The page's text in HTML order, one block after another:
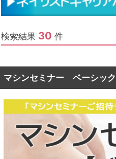
検索結果 30 件
マシンセミナー ベーシック